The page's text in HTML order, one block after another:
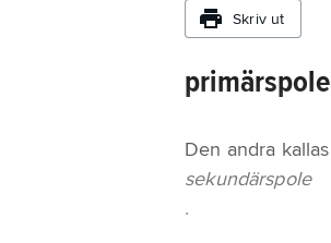
Skriv ut
primärspole
Den andra kallas
sekundärspole
.